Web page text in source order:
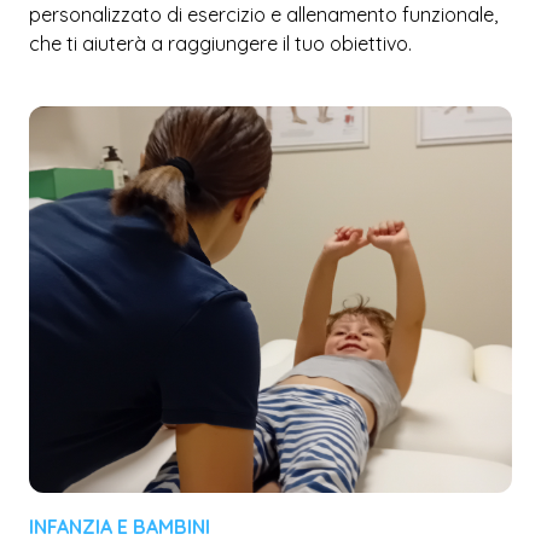
personalizzato di esercizio e allenamento funzionale,
che ti aiuterà a raggiungere il tuo obiettivo.
INFANZIA E BAMBINI